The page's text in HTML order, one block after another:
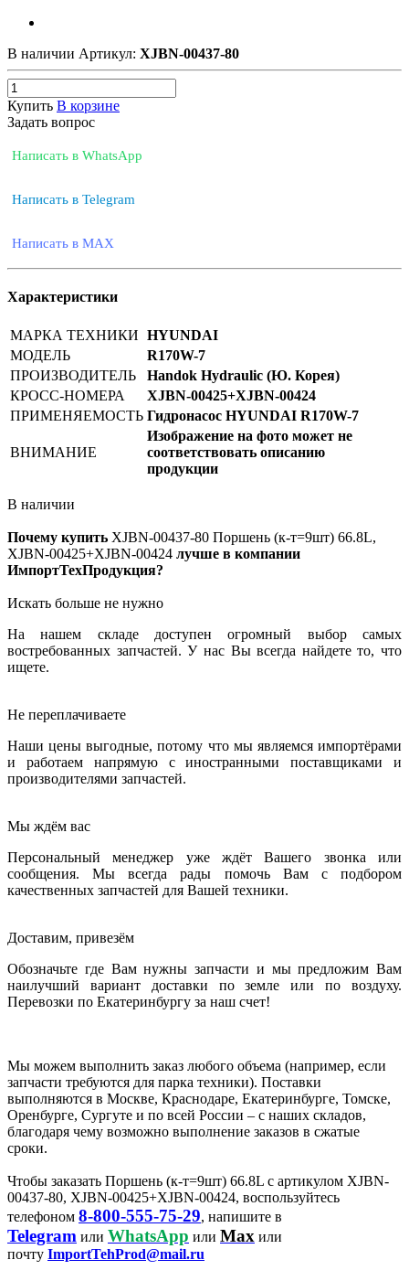
В наличии Артикул: XJBN-00437-80
Купить В корзине
Задать вопрос
Написать в WhatsApp
Написать в Telegram
Написать в MAX
Характеристики
МАРКА ТЕХНИКИ HYUNDAI
МОДЕЛЬ
R170W-7
ПРОИЗВОДИТЕЛЬ
Handok Hydraulic (Ю. Корея)
КРОСС-НОМЕРА
XJBN-00425+XJBN-00424
ПРИМЕНЯЕМОСТЬ Гидронасос HYUNDAI R170W-7
ВНИМАНИЕ
Изображение на фото может не
соответствовать описанию
продукции
В наличии
Почему купить XJBN-00437-80 Поршень (к-т=9шт) 66.8L,
XJBN-00425+XJBN-00424 лучше в компании
ИмпортТехПродукция?
Искать больше не нужно
На нашем складе доступен огромный выбор самых
востребованных запчастей. У нас Вы всегда найдете то, что
ищете.
Не переплачиваете
Наши цены выгодные, потому что мы являемся импортёрами
и работаем напрямую с иностранными поставщиками и
производителями запчастей.
Мы ждём вас
Персональный менеджер уже ждёт Вашего звонка или
сообщения. Мы всегда рады помочь Вам с подбором
качественных запчастей для Вашей техники.
Доставим, привезём
Обозначьте где Вам нужны запчасти и мы предложим Вам
наилучший вариант доставки по земле или по воздуху.
Перевозки по Екатеринбургу за наш счет!
Мы можем выполнить заказ любого объема (например, если
запчасти требуются для парка техники). Поставки
выполняются в Москве, Краснодаре, Екатеринбурге, Томске,
Оренбурге, Сургуте и по всей России – с наших складов,
благодаря чему возможно выполнение заказов в сжатые
сроки.
Чтобы заказать Поршень (к-т=9шт) 66.8L с артикулом XJBN-
00437-80, XJBN-00425+XJBN-00424, воспользуйтесь
телефоном 8-800-555-75-29, напишите в
Telegram или WhatsApp или Max или
почту ImportTehProd@mail.ru